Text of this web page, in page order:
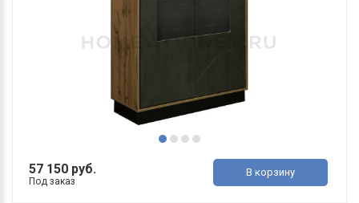
57 150 руб.
Под заказ
В корзину